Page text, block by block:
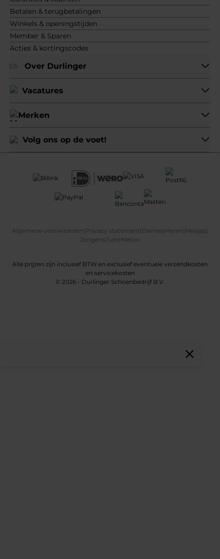
Betalen & terugbetalingen
Winkels & openingstijden
Member & Sparen
Acties & kortingscodes
Over Durlinger
Vacatures
Merken
Volg ons op de voet!
Algemene voorwaarden Privacy statement Dames Heren Meisjes
Jongens Sale Nieuw
Alle prijzen zijn inclusief BTW en exclusief eventuele verzendkosten
en servicekosten
© 2026 - Durlinger Schoenbedrijf B.V.